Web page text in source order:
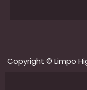
Copyright © Limpo